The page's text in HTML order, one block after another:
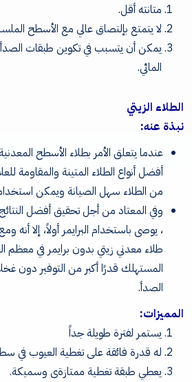
متانته أقل.
لا يتمتع بإلتصاق عالي مع الأسطح
يمكن أن يتسبب في تكوين طبقات
المائي.
الطلاء الزيتي
نبذة عنه:
عندما يتعلق الأمر بطلاء الأسطح
أفضل أنواع الطلاء المتينة والمقاومة
من الطلاء سهل الصيانة ويمكن
وفي المعتاد من أجل تحقيق أفضل
، يوصى باستخدام البرايمر أولاً، إلا
طلاء معدني زيتي بدون برايمر في معظم
المستهلك قدرًا أكبر من التوفير دون
الصدأ.
المميزات:
يستمر لفترة طويلة جداً
له قدرة فائقة على تغطية العيوب في
يعطي طبقة تغطية ممتازةى وسميكة.